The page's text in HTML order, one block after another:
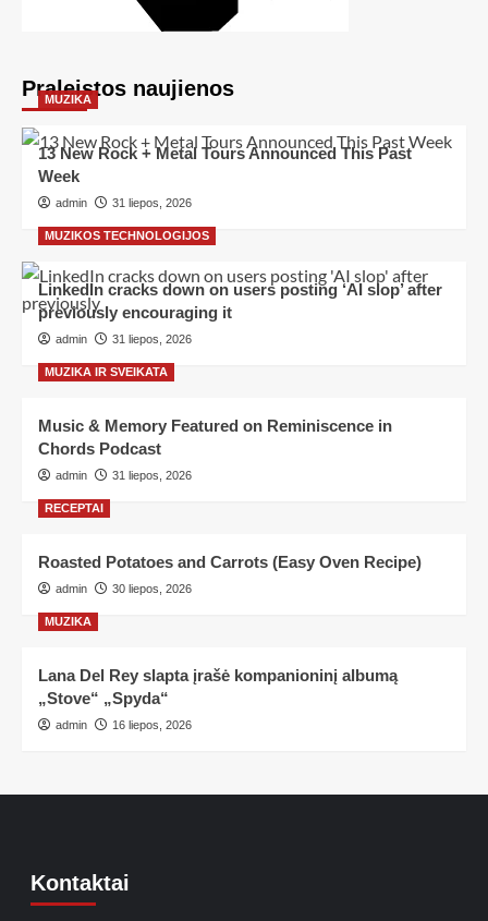
Praleistos naujienos
MUZIKA
13 New Rock + Metal Tours Announced This Past
Week
admin 31 liepos, 2026
MUZIKOS TECHNOLOGIJOS
LinkedIn cracks down on users posting ‘AI slop’ after
previously encouraging it
admin 31 liepos, 2026
MUZIKA IR SVEIKATA
Music & Memory Featured on Reminiscence in
Chords Podcast
admin 31 liepos, 2026
RECEPTAI
Roasted Potatoes and Carrots (Easy Oven Recipe)
admin 30 liepos, 2026
MUZIKA
Lana Del Rey slapta įrašė kompanioninį albumą
„Stove“ „Spyda“
admin 16 liepos, 2026
Kontaktai